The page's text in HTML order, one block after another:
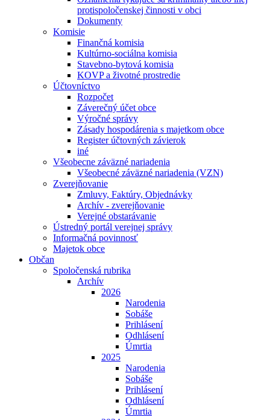
protispoločenskej činnosti v obci
Dokumenty
Komisie
Finančná komisia
Kultúrno-sociálna komisia
Stavebno-bytová komisia
KOVP a životné prostredie
Účtovníctvo
Rozpočet
Záverečný účet obce
Výročné správy
Zásady hospodárenia s majetkom obce
Register účtovných závierok
iné
Všeobecne záväzné nariadenia
Všeobecné záväzné nariadenia (VZN)
Zverejňovanie
Zmluvy, Faktúry, Objednávky
Archív - zverejňovanie
Verejné obstarávanie
Ústredný portál verejnej správy
Informačná povinnosť
Majetok obce
Občan
Spoločenská rubrika
Archív
2026
Narodenia
Sobáše
Prihlásení
Odhlásení
Úmrtia
2025
Narodenia
Sobáše
Prihlásení
Odhlásení
Úmrtia